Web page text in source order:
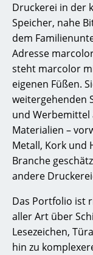
Druckerei in der
Speicher, nahe
dem
Adresse
steht marcolor
eigenen Füßen.
weitergehenden
und Werbemittel
Materialien –
Metall, Kork und
Branche
andere
Das Portfolio ist
aller Art über
Lesezeichen,
hin zu